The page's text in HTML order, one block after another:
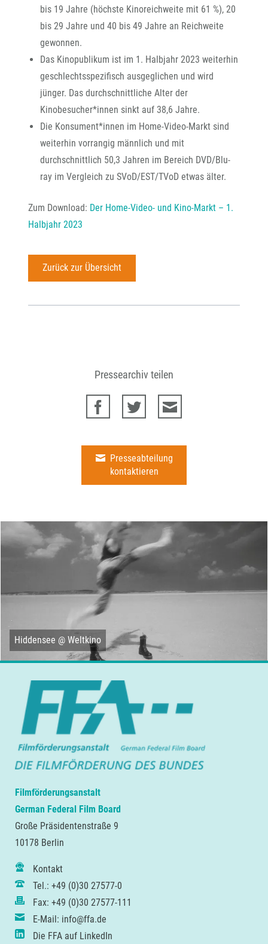
bis 19 Jahre (höchste Kinoreichweite mit 61 %), 20
bis 29 Jahre und 40 bis 49 Jahre an Reichweite
gewonnen.
Das Kinopublikum ist im 1. Halbjahr 2023 weiterhin
geschlechtsspezifisch ausgeglichen und wird
jünger. Das durchschnittliche Alter der
Kinobesucher*innen sinkt auf 38,6 Jahre.
Die Konsument*innen im Home-Video-Markt sind
weiterhin vorrangig männlich und mit
durchschnittlich 50,3 Jahren im Bereich DVD/Blu-
ray im Vergleich zu SVoD/EST/TVoD etwas älter.
Zum Download: Der Home-Video- und Kino-Markt – 1.
Halbjahr 2023
Zurück zur Übersicht
Pressearchiv teilen
Presseabteilung
kontaktieren
Hiddensee @ Weltkino
Filmförderungsanstalt
German Federal Film Board
Große Präsidentenstraße 9
10178 Berlin
Kontakt
Tel.: +49 (0)30 27577-0
Fax: +49 (0)30 27577-111
E-Mail: info@ffa.de
Die FFA auf LinkedIn